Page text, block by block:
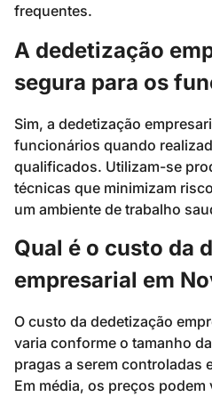
frequentes.
A dedetização
segura para os
Sim, a dedetização
funcionários quando
qualificados. Utilizam-se
técnicas que minimizam
um ambiente de trabalho
Qual é o custo da
empresarial em
O custo da dedetização
varia conforme o tamanho
pragas a serem controladas
Em média, os preços podem